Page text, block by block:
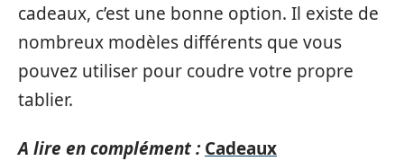
cadeaux, c’est une bonne option. Il existe de
nombreux modèles différents que vous
pouvez utiliser pour coudre votre propre
tablier.
A lire en complément : Cadeaux